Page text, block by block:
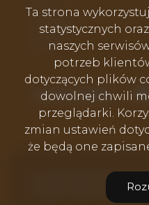
Blog
Kontakt
Rodo
social media
Dworakowski
Program dla biur
Ta strona
statystycznych
naszych
potrzeb
dotyczących plików
dowolnej chwili
przeglądarki.
zmian ustawień
że będą one